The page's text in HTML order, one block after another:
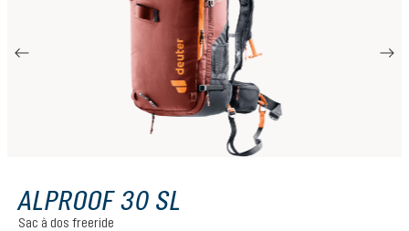
ALPROOF 30 SL
Sac à dos freeride